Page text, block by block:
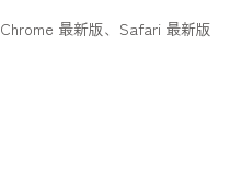
最新版、Safari 最新版